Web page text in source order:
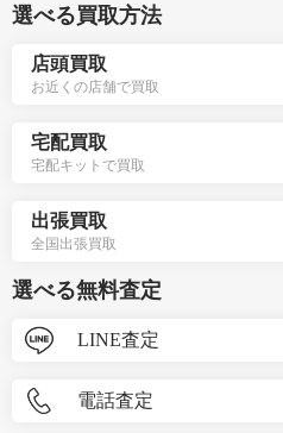
選べる買取方法
店頭買取
お近くの店舗で買取
宅配買取
宅配キットで買取
出張買取
全国出張買取
選べる無料査定
LINE査定
電話査定